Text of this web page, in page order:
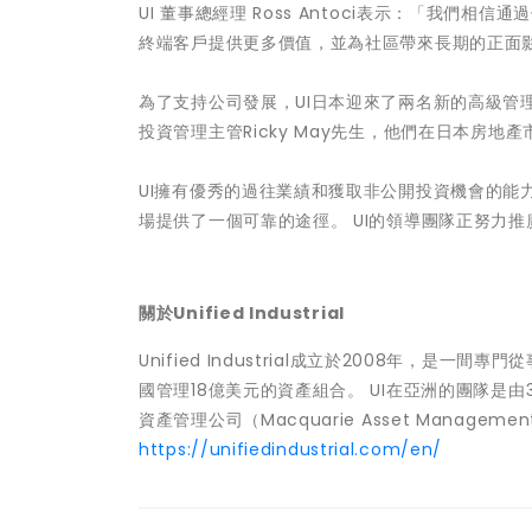
UI 董事總經理 Ross Antoci表示：「我們相信通
終端客戶提供更多價值，並為社區帶來長期的正面
為了支持公司發展，UI日本迎來了兩名新的高級
投資管理主管Ricky May先生，他們在日本房地產
UI擁有優秀的過往業績和獲取非公開投資機會的
場提供了一個可靠的途徑。 UI的領導團隊正努力
關於Unified Industrial
Unified Industrial成立於2008年，是一間專門從
國管理18億美元的資產組合。 UI在亞洲的團隊是
資產管理公司（Macquarie Asset Management
https://unifiedindustrial.com/en/